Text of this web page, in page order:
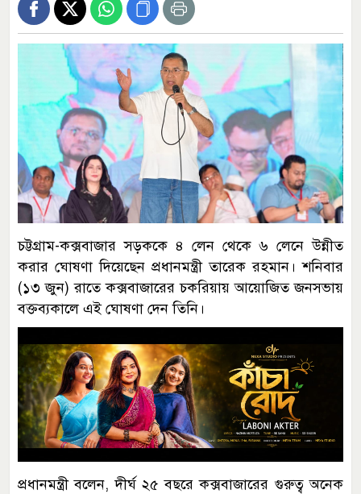
চট্টগ্রাম-কক্সবাজার সড়ককে ৪ লেন থেকে ৬ লেনে উন্নীত
করার ঘোষণা দিয়েছেন প্রধানমন্ত্রী তারেক রহমান। শনিবার
(১৩ ‍জুন) রাতে কক্সবাজারের চকরিয়ায় আয়োজিত জনসভায়
বক্তব্যকালে এই ঘোষণা দেন তিনি।
প্রধানমন্ত্রী বলেন, দীর্ঘ ২৫ বছরে কক্সবাজারের গুরুত্ব অনেক